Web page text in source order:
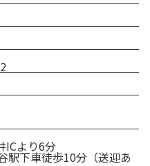
より6分
下車徒歩10分（送迎あ